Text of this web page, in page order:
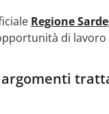
Regione
di